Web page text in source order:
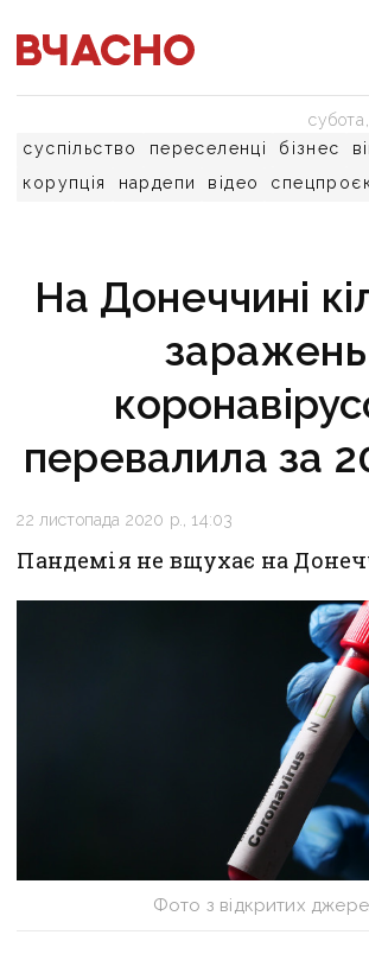
суспільство переселенці бізнес
корупція
нардепи відео
На Донеччині
заражень
перевалила за
22 листопада 2020 р., 14:03
Пандемія не вщухає на
Фото з відкритих